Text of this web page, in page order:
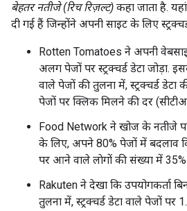
बेहतर नतीजे (रिच रिज़ल्ट) कहा जाता है.
दी गई हैं जिन्होंने अपनी साइट के लिए
Rotten Tomatoes ने अपनी
अलग पेजाें पर स्ट्रक्चर्ड डेटा जोड़ा.
वाले पेजाें की तुलना में, स्ट्रक्चर्ड
पेजाें पर क्लिक मिलने की दर
Food Network ने खोज के नतीजे
के लिए, अपने 80% पेजाें में बदलाव
पर आने वाले लाेगाें की संख्या में 35%
Rakuten ने देखा कि उपयोगकर्ता
तुलना में, स्ट्रक्चर्ड डेटा वाले पेजाें पर